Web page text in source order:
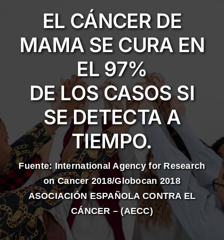
EL CÁNCER DE
MAMA SE CURA EN
EL 97%
DE LOS CASOS SI
SE DETECTA A
TIEMPO.
Fuente: International Agency for Research
on Cancer 2018/Globocan 2018
ASOCIACIÓN ESPAÑOLA CONTRA EL
CÁNCER – (AECC)